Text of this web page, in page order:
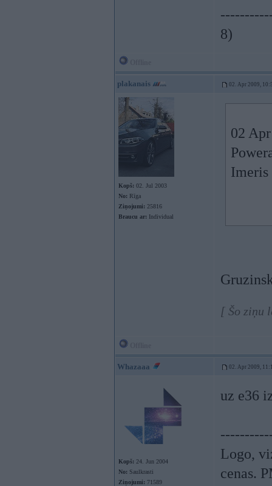
8)
plakanais 02. Apr 2009,
Kopš: 02. Jul 2003
No: Rīga
Ziņojumi: 25816
Braucu ar: Individual
02
Imeris
[ Šo ziņu
Whazaaa 02. Apr 2009,
Kopš: 24. Jun 2004
No: Saulkrasti
Ziņojumi: 71589
uz e36
Logo,
cenas.